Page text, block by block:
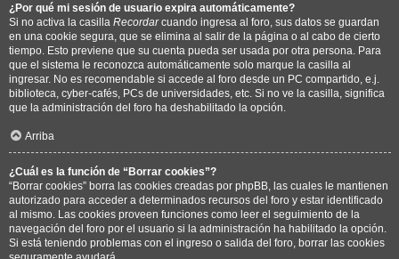
¿Por qué mi sesión de usuario expira automáticamente?
Si no activa la casilla Recordarcuando ingresa al foro, sus datos se guardan
en una cookie segura, que se elimina al salir de la página o al cabo de cierto
tiempo. Esto previene que su cuenta pueda ser usada por otra persona. Para
que el sistema le reconozca automáticamente solo marque la casilla al
ingresar. No es recomendable si accede al foro desde un PC compartido, e.j.
biblioteca, cyber-cafés, PCs de universidades, etc. Si no ve la casilla, significa
que la administración del foro ha deshabilitado la opción.
Arriba
¿Cuál es la función de “Borrar cookies”?
“Borrar cookies” borra las cookies creadas por phpBB, las cuales le mantienen
autorizado para acceder a determinados recursos del foro y estar identificado
al mismo. Las cookies proveen funciones como leer el seguimiento de la
navegación del foro por el usuario si la administración ha habilitado la opción.
Si está teniendo problemas con el ingreso o salida del foro, borrar las cookies